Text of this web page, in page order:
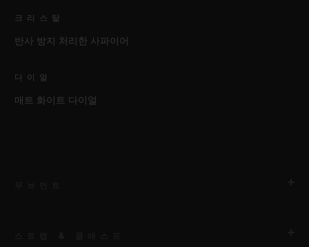
크리스탈
반사 방지 처리한 사파이어
다이얼
매트 화이트 다이얼